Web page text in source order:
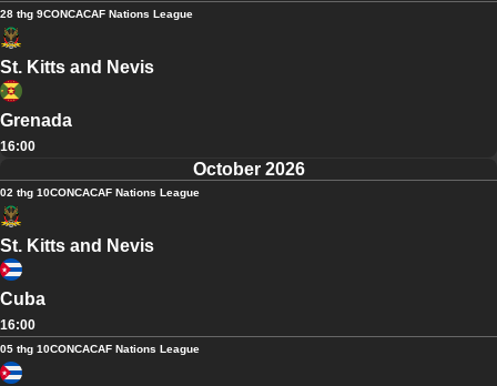
28 thg 9CONCACAF Nations League
St. Kitts and Nevis
Grenada
16:00
October 2026
02 thg 10CONCACAF Nations League
St. Kitts and Nevis
Cuba
16:00
05 thg 10CONCACAF Nations League